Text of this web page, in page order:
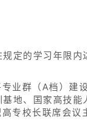
定的学习年限
业群（A档）建
地、国家高技
专校长联席会